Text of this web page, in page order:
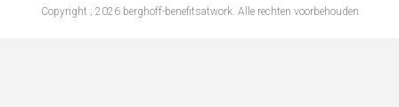
Copyright ; 2026 berghoff-benefitsatwork. Alle rechten voorbehouden